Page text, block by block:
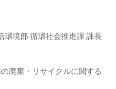
境部 循環社会推進課 課長
廃棄・リサイクルに関する